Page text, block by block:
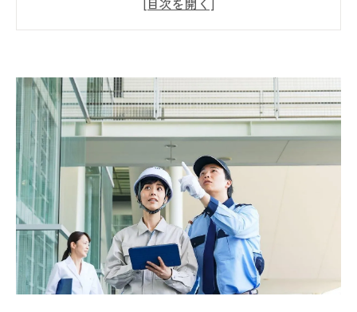
見えないカビを見逃さない！真菌（カビ菌）
カビを生やさない環境づくり！防カビ対策の
考え方
長期保証の安心感とは？数年後もキレイを保
つための考え方
カビが不安な方へ｜早めの相談とプロに任せ
るメリット